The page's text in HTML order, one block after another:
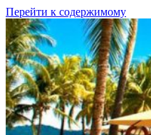
Перейти к содержимому